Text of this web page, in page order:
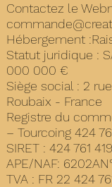
Contactez le
Hébergement
Statut juridique :
000 000 €
Siège social : 2
Roubaix - France
Registre du
– Tourcoing 424
SIRET : 424 761
APE/NAF:
TVA : FR 22 424